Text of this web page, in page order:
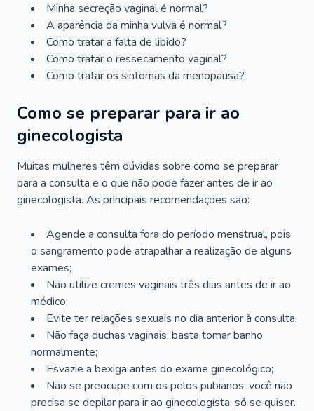
Minha secreção vaginal é normal?
A aparência da minha vulva é normal?
Como tratar a falta de libido?
Como tratar o ressecamento vaginal?
Como tratar os sintomas da menopausa?
Como se preparar para ir ao
ginecologista
Muitas mulheres têm dúvidas sobre como se preparar
para a consulta e o que não pode fazer antes de ir ao
ginecologista. As principais recomendações são:
Agende a consulta fora do período menstrual, pois
o sangramento pode atrapalhar a realização de alguns
exames;
Não utilize cremes vaginais três dias antes de ir ao
médico;
Evite ter relações sexuais no dia anterior à consulta;
Não faça duchas vaginais, basta tomar banho
normalmente;
Esvazie a bexiga antes do exame ginecológico;
Não se preocupe com os pelos pubianos: você não
precisa se depilar para ir ao ginecologista, só se quiser.